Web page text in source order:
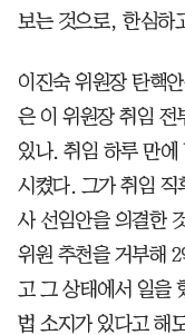
보는 것으로, 한심하
이진숙 위원장 탄핵
은 이 위원장 취임 전
있나. 취임 하루 만에
시켰다. 그가 취임 직
사 선임안을 의결한
위원 추천을 거부해
고 그 상태에서 일을
법 소지가 있다고 해